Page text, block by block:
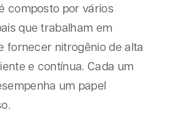
composto por vários
que trabalham em
fornecer nitrogênio de alta
e contínua. Cada um
um papel